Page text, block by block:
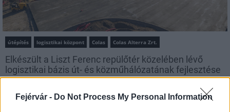
Fejérvár - Do Not Process My Personal Information
útépítés logisztikai központ Colas Colas Alterra Zrt.
Elkészült a Liszt Ferenc repülőtér közelében lévő
logisztikai bázis út- és közműhálózatának fejlesztése
Komplex infrastruktúra-rendszert épített a Colas Alterra Zrt. a
Liszt Ferenc Nemzetközi Repülőtér közelében. A VGP Park